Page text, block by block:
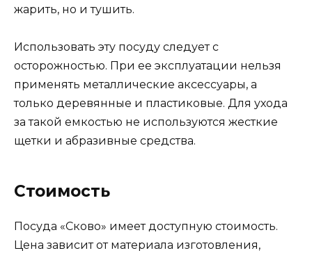
жарить, но и тушить.
Использовать эту посуду следует с
осторожностью. При ее эксплуатации нельзя
применять металлические аксессуары, а
только деревянные и пластиковые. Для ухода
за такой емкостью не используются жесткие
щетки и абразивные средства.
Стоимость
Посуда «Сково» имеет доступную стоимость.
Цена зависит от материала изготовления,